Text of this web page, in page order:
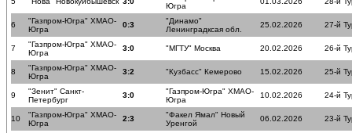
Югра
6
"Газпром-Югра" ХМАО-
Югра
0:3
"Динамо"
Ленинградксая обл.
25.02.2026 27-й
7
"Газпром-Югра" ХМАО-
Югра
3:0 "МГТУ" Москва 20.02.2026 26-й
8
"Газпром-Югра" ХМАО-
Югра
3:2 "Кузбасс" Кемерово 15.02.2026 25-й
9
"Зенит" Санкт-
Петербург
3:0
"Газпром-Югра" ХМАО-
Югра
10.02.2026 24-й
10
"Газпром-Югра" ХМАО-
Югра
2:3
"Факел Ямал" Новый
Уренгой
06.02.2026 23-й